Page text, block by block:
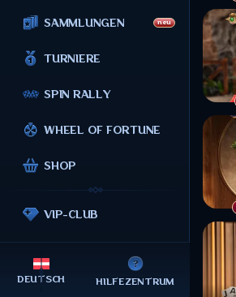
TURNIERE
SPIN RALLY
WHEEL OF FORTUNE
SHOP
SAMMLUNGEN neu
VIP-CLUB
DEUTSCH HILFEZENTRUM
B
P
B